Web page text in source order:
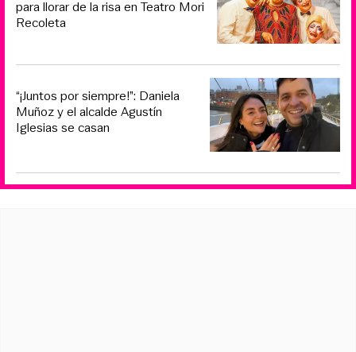
para llorar de la risa en Teatro Mori
Recoleta
“¡Juntos por siempre!”: Daniela
Muñoz y el alcalde Agustín
Iglesias se casan